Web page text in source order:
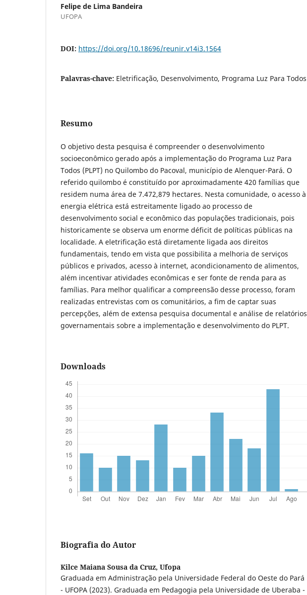
Felipe de Lima Bandeira
UFOPA
DOI: https://doi.org/10.18696/reunir.v14i3.1564
Palavras-chave: Eletrificação, Desenvolvimento, Programa Luz Para Todos
Resumo
O objetivo desta pesquisa é compreender o desenvolvimento
socioeconômico gerado após a implementação do Programa Luz Para
Todos (PLPT) no Quilombo do Pacoval, município de Alenquer-Pará. O
referido quilombo é constituído por aproximadamente 420 famílias que
residem numa área de 7.472,879 hectares. Nesta comunidade, o acesso à
energia elétrica está estreitamente ligado ao processo de
desenvolvimento social e econômico das populações tradicionais, pois
historicamente se observa um enorme déficit de políticas públicas na
localidade. A eletrificação está diretamente ligada aos direitos
fundamentais, tendo em vista que possibilita a melhoria de serviços
públicos e privados, acesso à internet, acondicionamento de alimentos,
além incentivar atividades econômicas e ser fonte de renda para as
famílias. Para melhor qualificar a compreensão desse processo, foram
realizadas entrevistas com os comunitários, a fim de captar suas
percepções, além de extensa pesquisa documental e análise de relatórios
governamentais sobre a implementação e desenvolvimento do PLPT.
Downloads
Biografia do Autor
Kilce Maiana Sousa da Cruz, Ufopa
Graduada em Administração pela Universidade Federal do Oeste do Pará
- UFOPA (2023). Graduada em Pedagogia pela Universidade de Uberaba -